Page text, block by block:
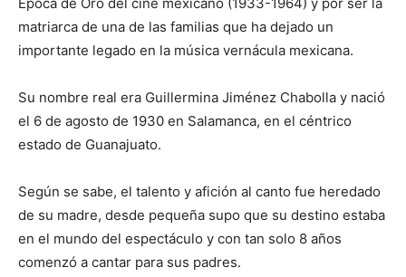
matriarca de una de las familias que ha dejado un
importante legado en la música vernácula mexicana.
Su nombre real era Guillermina Jiménez Chabolla y nació
el 6 de agosto de 1930 en Salamanca, en el céntrico
estado de Guanajuato.
Según se sabe, el talento y afición al canto fue heredado
de su madre, desde pequeña supo que su destino estaba
en el mundo del espectáculo y con tan solo 8 años
comenzó a cantar para sus padres.